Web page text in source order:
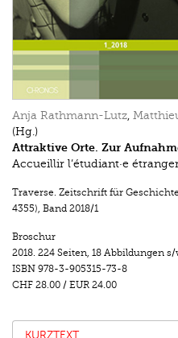
Anja Rathmann-Lutz,
(Hg.)
Attraktive Orte. Zur
Accueillir l’étudiant·e
Traverse. Zeitschrift für
4355), Band 2018/1
Broschur
2018. 224 Seiten, 18 Abbildungen s/
ISBN 978-3-905315-73-8
CHF 28.00 / EUR 24.00
KURZTEXT